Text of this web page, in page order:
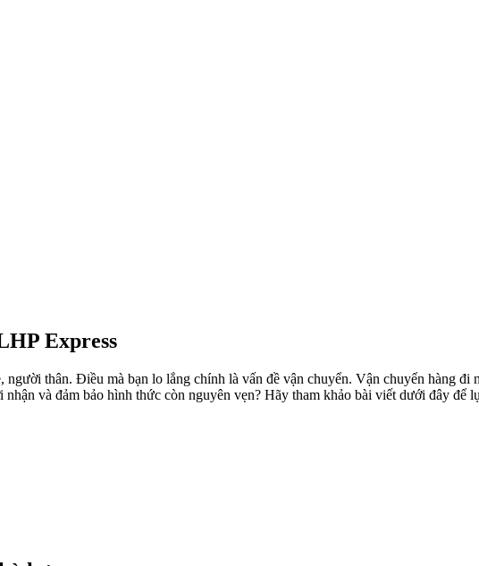
Express
người thân. Điều mà bạn lo lắng chính là vấn đề vận chuyển. Vận chuyển hàng đi
và đảm bảo hình thức còn nguyên vẹn? Hãy tham khảo bài viết dưới đây để